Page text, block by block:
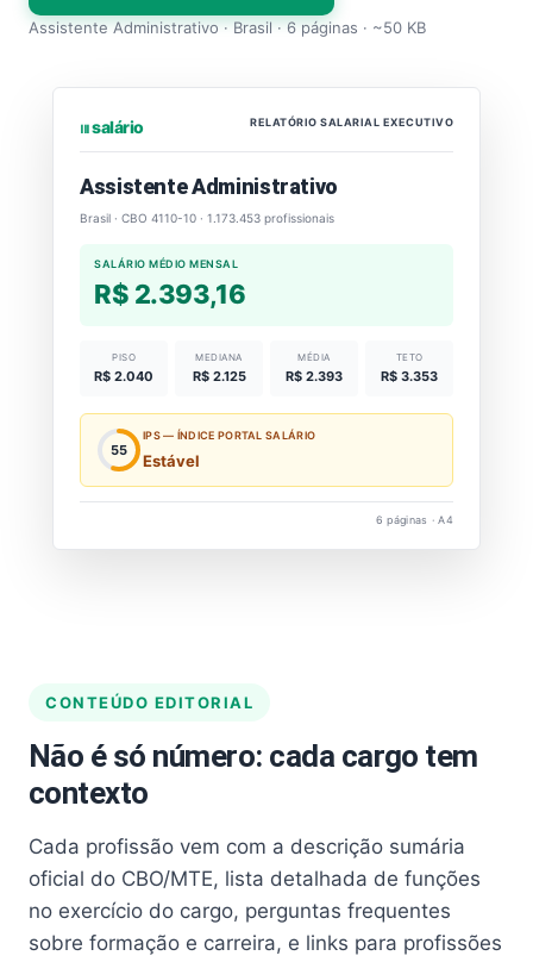
Assistente Administrativo · Brasil · 6 páginas · ~50 KB
⏐⏐⏐ salário RELATÓRIO SALARIAL EXECUTIVO
Assistente Administrativo
Brasil · CBO 4110-10 · 1.173.453 profissionais
SALÁRIO MÉDIO MENSAL
R$ 2.393,16
PISO
R$ 2.040
MEDIANA
R$ 2.125
MÉDIA
R$ 2.393
TETO
R$ 3.353
55
IPS — ÍNDICE PORTAL SALÁRIO
Estável
6 páginas · A4
CONTEÚDO EDITORIAL
Não é só número: cada cargo tem
contexto
Cada profissão vem com a descrição sumária
oficial do CBO/MTE, lista detalhada de funções
no exercício do cargo, perguntas frequentes
sobre formação e carreira, e links para profissões